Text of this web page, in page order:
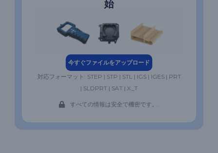
始
今すぐファイルをアップロード
対応フォーマット: STEP | STP | STL | IGS | IGES | PRT
| SLDPRT | SAT | X_T
すべての情報は安全で機密です。.